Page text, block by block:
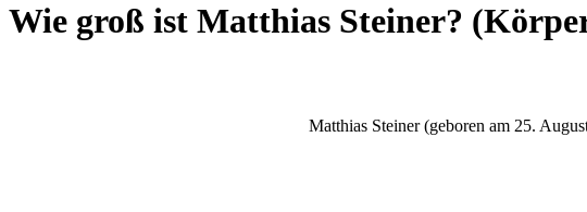
Wie groß ist Matthias Steiner?
Matthias Steiner (geboren am 25.